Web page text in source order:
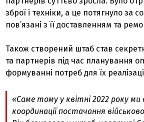
зброї і техніки, а це потягнуло за
пов’язані з її доставленням та
Також створений штаб став
та партнерів під час планування
формуванні потреб для їх
«Саме тому у квітні 2022 року
координації постачання